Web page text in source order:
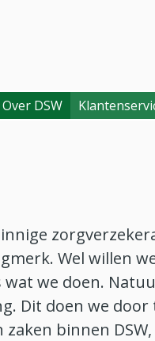
Goed voor je.
Over DSW
Wel willen
we doen.
Dit doen we
binnen